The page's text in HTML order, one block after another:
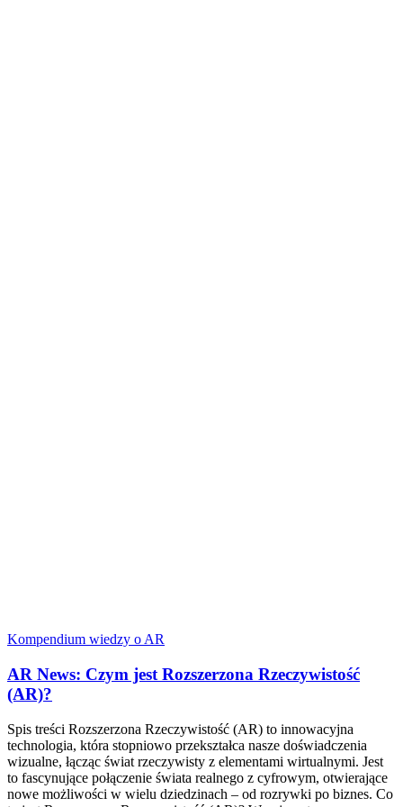
Kompendium wiedzy o AR
AR News: Czym jest Rozszerzona Rzeczywistość
(AR)?
Spis treści Rozszerzona Rzeczywistość (AR) to innowacyjna
technologia, która stopniowo przekształca nasze doświadczenia
wizualne, łącząc świat rzeczywisty z elementami wirtualnymi. Jest
to fascynujące połączenie świata realnego z cyfrowym, otwierające
nowe możliwości w wielu dziedzinach – od rozrywki po biznes. Co